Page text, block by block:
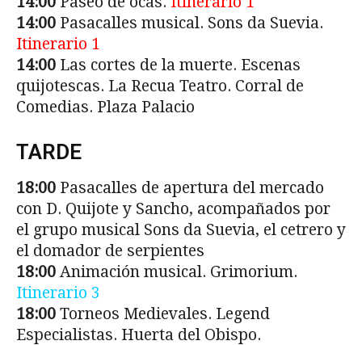
14:00 Pasacalles musical. Sons da Suevia.
Itinerario 1
14:00 Las cortes de la muerte. Escenas
quijotescas. La Recua Teatro. Corral de
Comedias. Plaza Palacio
TARDE
18:00 Pasacalles de apertura del mercado
con D. Quijote y Sancho, acompañados por
el grupo musical Sons da Suevia, el cetrero y
el domador de serpientes
18:00 Animación musical. Grimorium.
Itinerario 3
18:00 Torneos Medievales. Legend
Especialistas. Huerta del Obispo.